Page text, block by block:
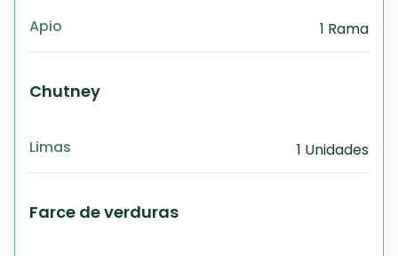
Apio 1 Rama
Chutney
Limas 1 Unidades
Farce de verduras